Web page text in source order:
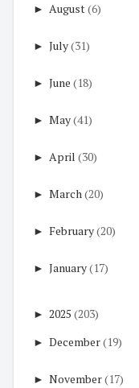
► August(6)
► July(31)
► June (18)
► May(41)
► April (30)
► March(20)
► February(20)
► January(17)
► 2025 (203)
► December(19)
► November(17)